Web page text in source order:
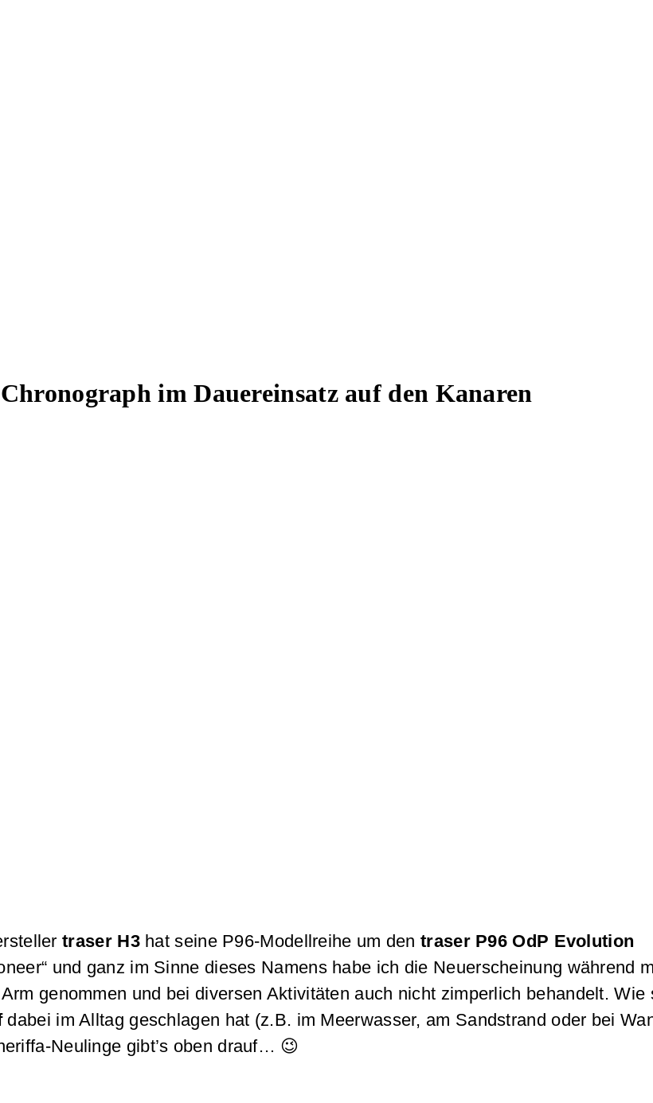
im Dauereinsatz auf den Kanaren
traser H3hat seine P96-Modellreihe um dentraser P96 OdP Evolution
und ganz im Sinne dieses Namens habe ich die Neuerscheinung während
genommen und bei diversen Aktivitäten auch nicht zimperlich behandelt. Wie
dabei im Alltag geschlagen hat (z.B. im Meerwasser, am Sandstrand oder bei
Neulinge gibt’s oben drauf… 😉